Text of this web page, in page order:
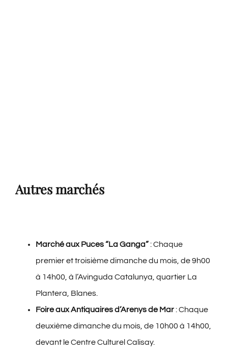
Autres marchés
Marché aux Puces “La Ganga”: Chaque
premier et troisième dimanche du mois, de 9h00
à 14h00, à l’Avinguda Catalunya, quartier La
Plantera, Blanes.
Foire aux Antiquaires d’Arenys de Mar: Chaque
deuxième dimanche du mois, de 10h00 à 14h00,
devant le Centre Culturel Calisay.